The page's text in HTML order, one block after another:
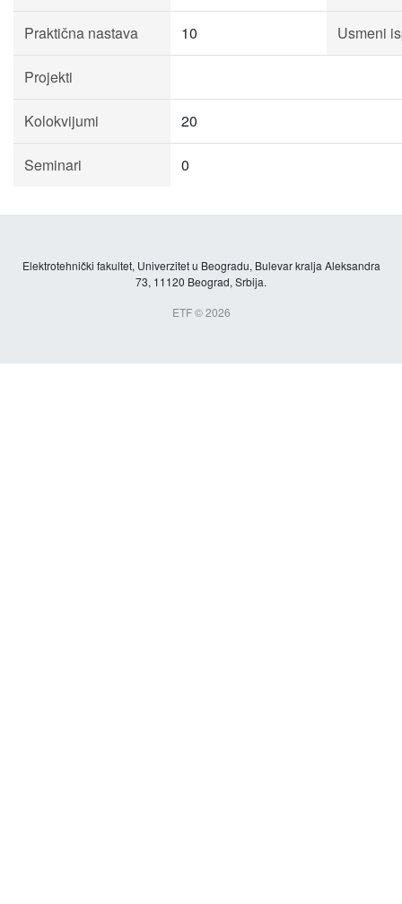
Praktična nastava 10 Usmeni
Projekti
Kolokvijumi 20
Seminari 0
Elektrotehnički fakultet, Univerzitet u Beogradu, Bulevar kralja Aleksandra
73, 11120 Beograd, Srbija.
ETF © 2026